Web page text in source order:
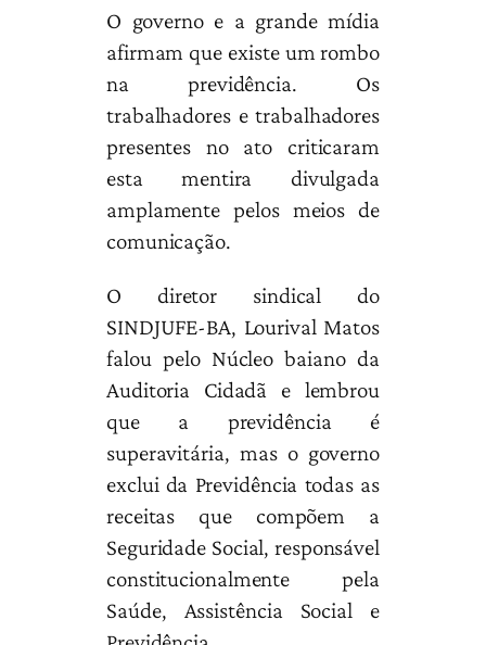
O governo e a grande mídia
afirmam que existe um rombo
na previdência. Os
trabalhadores e trabalhadores
presentes no ato criticaram
esta mentira divulgada
amplamente pelos meios de
comunicação.
O diretor sindical do
SINDJUFE-BA, Lourival Matos
falou pelo Núcleo baiano da
Auditoria Cidadã e lembrou
que a previdência é
superavitária, mas o governo
exclui da Previdência todas as
receitas que compõem a
Seguridade Social, responsável
constitucionalmente pela
Saúde, Assistência Social e